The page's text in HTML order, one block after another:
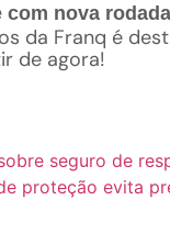
com nova
da Franq é
de agora!